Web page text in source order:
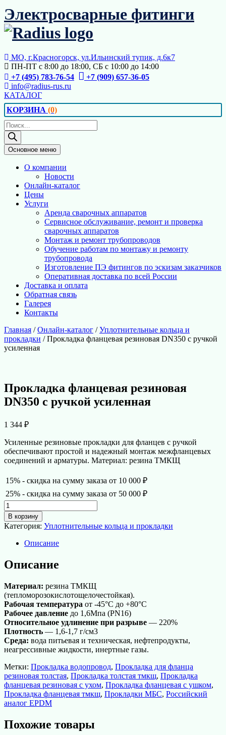
Перейти
к
содержимому
Электросварные фитинги
МО, г.Красногорск, ул.Ильинский тупик, д.6к7
ПН-ПТ с 8:00 до 18:00, СБ с 10:00 до 14:00
+7 (495) 783-76-54
+7 (909) 657-36-05
info@radius-rus.ru
КАТАЛОГ
КОРЗИНА (0)
Поиск
товаров
Основное меню
О компании
Новости
Онлайн-каталог
Цены
Услуги
Аренда сварочных аппаратов
Сервисное обслуживание, ремонт и проверка
сварочных аппаратов
Монтаж и ремонт трубопроводов
Обучение работам по монтажу и ремонту
трубопровода
Изготовление ПЭ фитингов по эскизам заказчиков
Оперативная доставка по всей России
Доставка и оплата
Обратная связь
Галерея
Контакты
Главная /Онлайн-каталог /Уплотнительные кольца и
прокладки / Прокладка фланцевая резиновая DN350 с ручкой
усиленная
Прокладка фланцевая резиновая
DN350 с ручкой усиленная
1 344 ₽
Усиленные резиновые прокладки для фланцев с ручкой
обеспечивают простой и надежный монтаж межфланцевых
соединений и арматуры. Материал: резина ТМКЩ
15% - скидка на сумму заказа от 10 000 ₽
25% - скидка на сумму заказа от 50 000 ₽
Количество
товара
Прокладка
фланцевая
резиновая
DN350
с
ручкой
В корзину
Категория: Уплотнительные кольца и прокладки
Описание
Описание
Материал: резина ТМКЩ
(тепломорозокислотощелочестойкая).
Рабочая температура от -45°С до +80°С
Рабочее давление до 1,6Мпа (PN16)
Относительное удлинение при разрыве — 220%
Плотность — 1,6-1,7 г/см3
Среда: вода питьевая и техническая, нефтепродукты,
неагрессивные жидкости, инертные газы.
Метки: Прокладка водопровод, Прокладка для фланца
резиновая толстая, Прокладка толстая тмкщ, Прокладка
фланцевая резиновая с ухом, Прокладка фланцевая с ушком,
Прокладка фланцевая тмкщ, Прокладки МБС, Российский
аналог EPDM
Похожие товары